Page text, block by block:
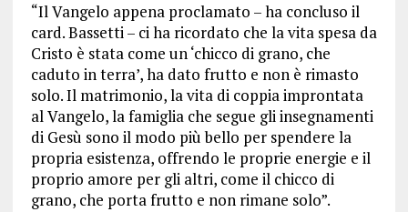
“Il Vangelo appena proclamato – ha concluso il
card. Bassetti – ci ha ricordato che la vita spesa da
Cristo è stata come un ‘chicco di grano, che
caduto in terra’, ha dato frutto e non è rimasto
solo. Il matrimonio, la vita di coppia improntata
al Vangelo, la famiglia che segue gli insegnamenti
di Gesù sono il modo più bello per spendere la
propria esistenza, offrendo le proprie energie e il
proprio amore per gli altri, come il chicco di
grano, che porta frutto e non rimane solo”.